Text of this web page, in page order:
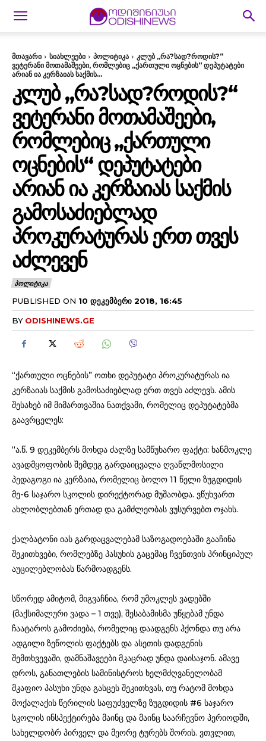
მთავარი სიახლეები პოლიტიკა
კლუბ „რა?სად?როდის?“
ვეტერანი მოთამაშეები, რომლებიც „ქართული ოცნების“ დეპუტატები
არიან ია კერზაიას საქმის...
ᲙᲚᲣᲑ „ᲠᲐ?ᲡᲐᲓ?ᲠᲝᲓᲘᲡ?“
ᲕᲔᲢᲔᲠᲐᲜᲘ ᲛᲝᲗᲐᲛᲐᲨᲔᲔᲑᲘ,
ᲠᲝᲛᲚᲔᲑᲘᲪ „ᲥᲐᲠᲗᲣᲚᲘ
ᲝᲪᲜᲔᲑᲘᲡ“ ᲓᲔᲞᲣᲢᲐᲢᲔᲑᲘ
ᲐᲠᲘᲐᲜ ᲘᲐ ᲙᲔᲠᲖᲐᲘᲐᲡ ᲡᲐᲥᲛᲘᲡ
ᲒᲐᲛᲝᲡᲐᲫᲘᲔᲑᲚᲐᲓ
ᲞᲠᲝᲙᲣᲠᲐᲢᲣᲠᲐᲡ ᲔᲠᲗ ᲗᲕᲔᲡ
ᲐᲫᲚᲔᲕᲔᲜ
ᲞᲝᲚᲘᲢᲘᲙᲐ
PUBLISHED ON 10 ᲓᲔᲙᲔᲛᲑᲔᲠᲘ 2018, 16:45
BY ODISHINEWS.GE
“ქართული ოცნების” ოთხი დეპუტატი პროკურატურას ია
კერზაიას საქმის გამოსაძიებლად ერთ თვეს აძლევს. ამის
შესახებ იმ მიმართვაშია ნათქვამი, რომელიც დეპუტატებმა
გაავრცელეს:
“ა.წ. 9 დეკემბერს მოხდა ძალზე სამწუხარო ფაქტი: ხანმოკლე
ავადმყოფობის შემდეგ გარდაიცვალა ღვაწლმოსილი
პედაგოგი ია კერზაია, რომელიც ბოლო 11 წელი ზუგდიდის
მე-6 საჯარო სკოლის დირექტორად მუშაობდა. ვწუხვართ
ახლობლებთან ერთად და გამძლეობას ვუსურვებთ ოჯახს.
ქალბატონი იას გარდაცვალებამ საზოგადოებაში გააჩინა
შეკითხვები, რომლებზე პასუხის გაცემაც ჩვენთვის პრინციპულ
აუცილებლობას წარმოადგენს.
სწორედ ამიტომ, მიგვაჩნია, რომ უმოკლეს ვადებში
(მაქსიმალური ვადა – 1 თვე), შესაბამისმა უწყებამ უნდა
ჩაატაროს გამოძიება, რომელიც დაადგენს ჰქონდა თუ არა
ადგილი ზეწოლის ფაქტებს და ასეთის დადგენის
შემთხვევაში, დამნაშავეები მკაცრად უნდა დაისაჯონ. ამავე
დროს, განათლების სამინისტროს ხელმძღვანელობამ
მკაფიო პასუხი უნდა გასცეს შეკითხვას, თუ რატომ მოხდა
მოქალაქის წერილის საფუძველზე ზუგდიდის #6 საჯარო
სკოლის ინსპექტირება მაინც და მაინც საარჩევნო პერიოდში,
სახელდობრ პირველ და მეორე ტურებს შორის. ვთვლით,